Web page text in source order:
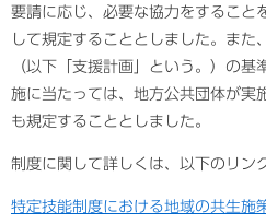
要請に応じ、必要な協力をすること
して規定することとしました。また
（以下「支援計画」という。）の
施に当たっては、地方公共団体が実
も規定することとしました。
制度に関して詳しくは、以下のリン
特定技能制度における地域の共生